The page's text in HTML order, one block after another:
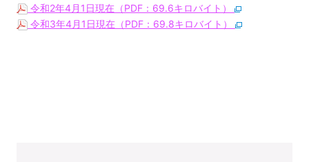
令和2年4月1日現在（PDF：69.6キロバイト）
令和3年4月1日現在（PDF：69.8キロバイト）